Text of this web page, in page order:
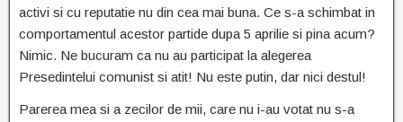
activi si cu reputatie nu din cea mai buna. Ce s-a schimbat in
comportamentul acestor partide dupa 5 aprilie si pina acum?
Nimic. Ne bucuram ca nu au participat la alegerea
Presedintelui comunist si atit! Nu este putin, dar nici destul!
Parerea mea si a zecilor de mii, care nu i-au votat nu s-a